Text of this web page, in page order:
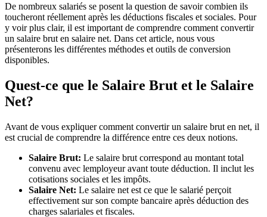
De nombreux salariés se posent la question de savoir combien ils
toucheront réellement après les déductions fiscales et sociales. Pour
y voir plus clair, il est important de comprendre comment convertir
un salaire brut en salaire net. Dans cet article, nous vous
présenterons les différentes méthodes et outils de conversion
disponibles.
Quest-ce que le Salaire Brut et le Salaire
Net?
Avant de vous expliquer comment convertir un salaire brut en net, il
est crucial de comprendre la différence entre ces deux notions.
Salaire Brut: Le salaire brut correspond au montant total
convenu avec lemployeur avant toute déduction. Il inclut les
cotisations sociales et les impôts.
Salaire Net: Le salaire net est ce que le salarié perçoit
effectivement sur son compte bancaire après déduction des
charges salariales et fiscales.